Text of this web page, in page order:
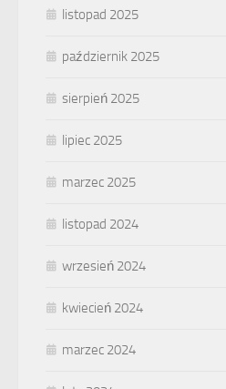
listopad 2025
październik 2025
sierpień 2025
lipiec 2025
marzec 2025
listopad 2024
wrzesień 2024
kwiecień 2024
marzec 2024